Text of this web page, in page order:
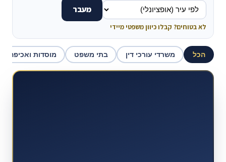
מעבר
לא בטוחים? קבלו כיוון משפטי מיידי
הכל משרדי עורכי דין בתי משפט מוסדות ואכיפה